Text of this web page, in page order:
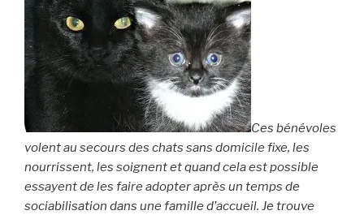
Ces bénévoles
volent au secours des chats sans domicile fixe, les
nourrissent, les soignent et quand cela est possible
essayent de les faire adopter après un temps de
sociabilisation dans une famille d’accueil. Je trouve